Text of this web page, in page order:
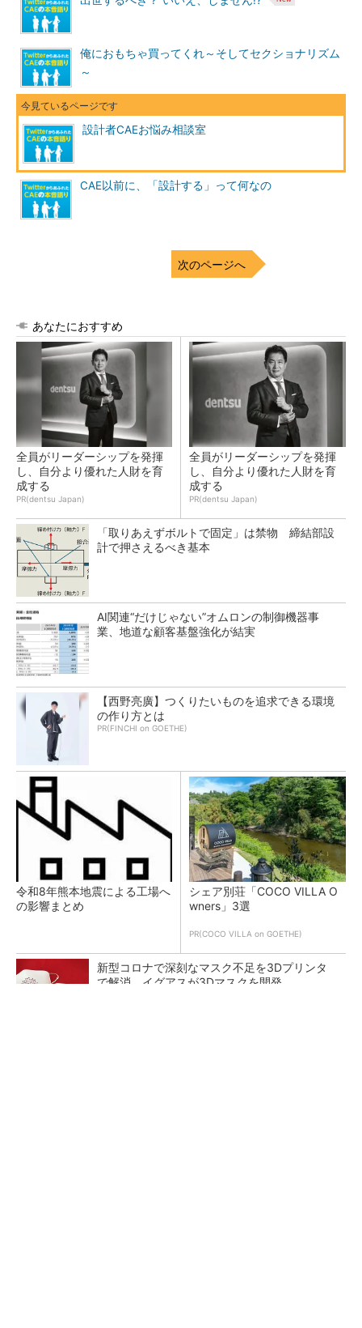
俺におもちゃ買ってくれ～そしてセクショナリズム
～
設計者CAEお悩み相談室
CAE以前に、「設計する」って何なの
次のページへ
あなたにおすすめ
全員がリーダーシップを発揮
し、自分より優れた人財を育
成する
PR(dentsu Japan)
全員がリーダーシップを発揮
し、自分より優れた人財を育
成する
PR(dentsu Japan)
「取りあえずボルトで固定」は禁物 締結部設
計で押さえるべき基本
AI関連“だけじゃない”オムロンの制御機器事
業、地道な顧客基盤強化が結実
【西野亮廣】つくりたいものを追求できる環境
の作り方とは
PR(FINCHI on GOETHE)
令和8年熊本地震による工場へ
の影響まとめ
シェア別荘「COCO VILLA O
wners」3選
PR(COCO VILLA on GOETHE)
新型コロナで深刻なマスク不足を3Dプリンタ
で解消、イグアスが3Dマスクを開発